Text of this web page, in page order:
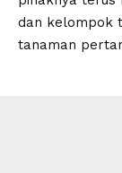
dan kelompok
tanaman